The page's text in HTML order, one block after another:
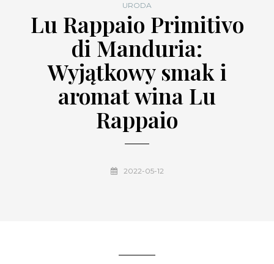
URODA
Lu Rappaio Primitivo
di Manduria:
Wyjątkowy smak i
aromat wina Lu
Rappaio
2022-05-12